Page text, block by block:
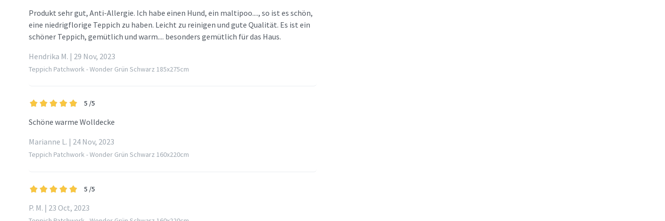
Produkt sehr gut, Anti-Allergie. Ich habe einen Hund, ein maltipoo...., so ist es schön,
eine niedrigflorige Teppich zu haben. Leicht zu reinigen und gute Qualität. Es ist ein
schöner Teppich, gemütlich und warm.... besonders gemütlich für das Haus.
Hendrika M. | 29 Nov, 2023
Teppich Patchwork - Wonder Grün Schwarz 185x275cm
5 /5
Schöne warme Wolldecke
Marianne L. | 24 Nov, 2023
Teppich Patchwork - Wonder Grün Schwarz 160x220cm
5 /5
P. M. | 23 Oct, 2023